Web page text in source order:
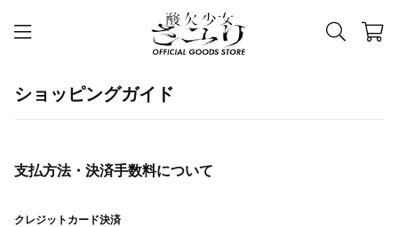
ショッピングガイド
支払方法・決済手数料について
クレジットカード決済